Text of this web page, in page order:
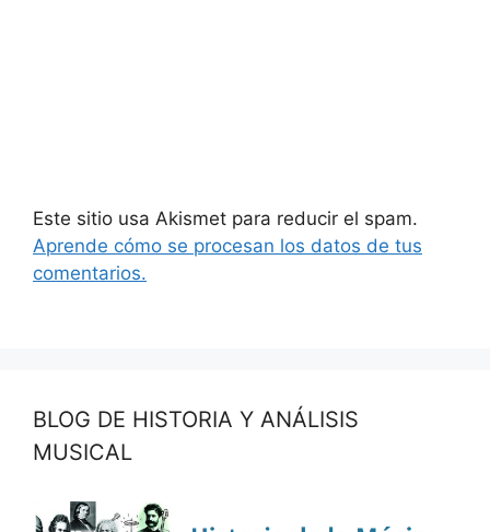
Este sitio usa Akismet para reducir el spam.
Aprende cómo se procesan los datos de tus
comentarios.
BLOG DE HISTORIA Y ANÁLISIS
MUSICAL